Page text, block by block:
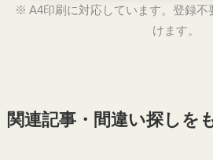
※ A4印刷に対応しています。登録不
けます。
関連記事・間違い探しを